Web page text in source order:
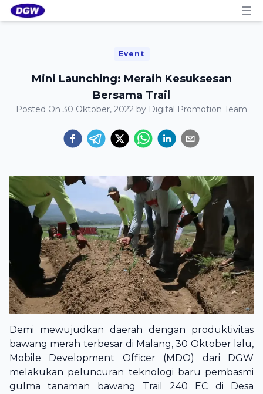
Event
Mini Launching: Meraih Kesuksesan
Bersama Trail
Posted On 30 Oktober, 2022 by Digital Promotion Team
Demi mewujudkan daerah dengan produktivitas
bawang merah terbesar di Malang, 30 Oktober lalu,
Mobile Development Officer (MDO) dari DGW
melakukan peluncuran teknologi baru pembasmi
gulma tanaman bawang Trail 240 EC di Desa